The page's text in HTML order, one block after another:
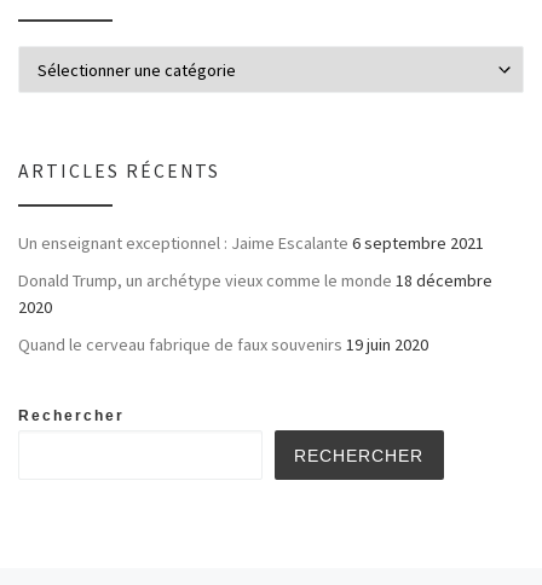
ARTICLES RÉCENTS
Un enseignant exceptionnel : Jaime Escalante 6 septembre 2021
Donald Trump, un archétype vieux comme le monde 18 décembre
2020
Quand le cerveau fabrique de faux souvenirs 19 juin 2020
Rechercher
RECHERCHER